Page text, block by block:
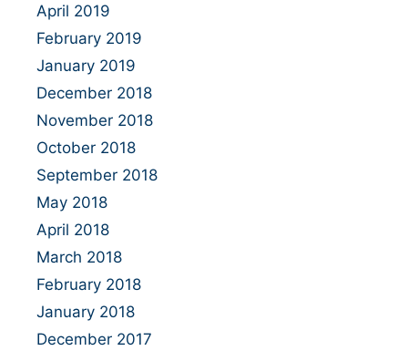
April 2019
February 2019
January 2019
December 2018
November 2018
October 2018
September 2018
May 2018
April 2018
March 2018
February 2018
January 2018
December 2017